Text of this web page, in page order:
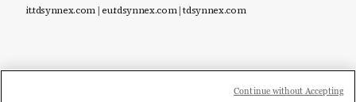
it.tdsynnex.com|eu.tdsynnex.com|tdsynnex.com
Continue without Accepting